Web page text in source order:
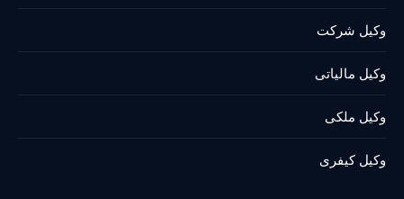
وکیل شرکت
وکیل مالیاتی
وکیل ملکی
وکیل کیفری